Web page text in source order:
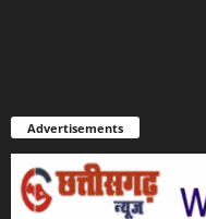
Advertisements